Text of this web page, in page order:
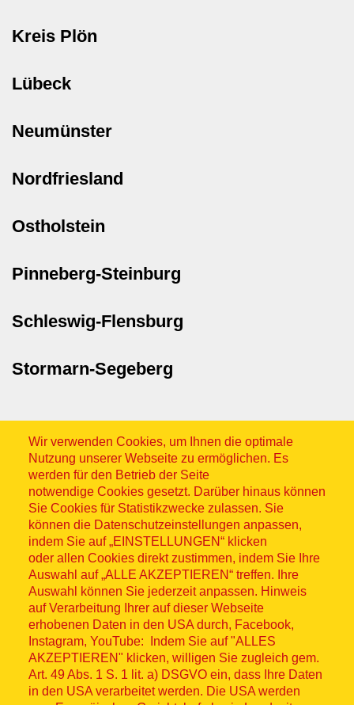
Kreis Plön
Lübeck
Neumünster
Nordfriesland
Ostholstein
Pinneberg-Steinburg
Schleswig-Flensburg
Stormarn-Segeberg
Wir verwenden Cookies, um Ihnen die optimale
Nutzung unserer Webseite zu ermöglichen. Es
werden für den Betrieb der Seite
notwendige Cookies gesetzt. Darüber hinaus können
Sie Cookies für Statistikzwecke zulassen. Sie
können die Datenschutzeinstellungen anpassen,
indem Sie auf „EINSTELLUNGEN“ klicken
oder allen Cookies direkt zustimmen, indem Sie Ihre
Auswahl auf „ALLE AKZEPTIEREN“ treffen. Ihre
Auswahl können Sie jederzeit anpassen. Hinweis
auf Verarbeitung Ihrer auf dieser Webseite
erhobenen Daten in den USA durch, Facebook,
Instagram, YouTube: Indem Sie auf "ALLES
AKZEPTIEREN" klicken, willigen Sie zugleich gem.
Art. 49 Abs. 1 S. 1 lit. a) DSGVO ein, dass Ihre Daten
in den USA verarbeitet werden. Die USA werden
Sitemap
© ASB 2026
Fußzeilenmenü
Impressum
Datenschutz